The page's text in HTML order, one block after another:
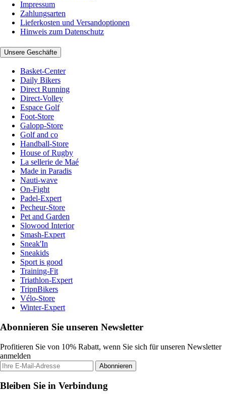
Impressum
Zahlungsarten
Lieferkosten und Versandoptionen
Hinweis zum Datenschutz
Unsere Geschäfte
Basket-Center
Daily Bikers
Direct Running
Direct-Volley
Espace Golf
Foot-Store
Galopp-Store
Golf and co
Handball-Store
House of Rugby
La sellerie de Maé
Made in Paradis
Nauti-wave
On-Fight
Padel-Expert
Pecheur-Store
Pet and Garden
Slowood Interior
Smash-Expert
Sneak'In
Sneakids
Sport is good
Training-Fit
Triathlon-Expert
TripnBikers
Vélo-Store
Winter-Expert
Abonnieren Sie unseren Newsletter
Profitieren Sie von 10% Rabatt, wenn Sie sich für unseren Newsletter
anmelden
Abonnieren
Bleiben Sie in Verbindung